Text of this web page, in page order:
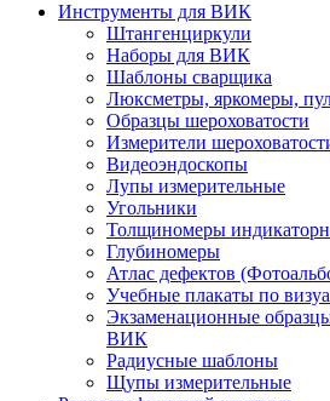
Инструменты для ВИК
Штангенциркули
Наборы для ВИК
Шаблоны сварщика
Люксметры, яркомеры,
Образцы шероховатости
Измерители
Видеоэндоскопы
Лупы измерительные
Угольники
Толщиномеры
Глубиномеры
Атлас дефектов
Учебные плакаты по
Экзаменационные
ВИК
Радиусные шаблоны
Щупы измерительные